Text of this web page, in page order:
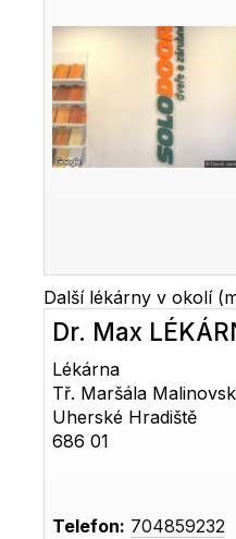
Další lékárny v okolí
Dr. Max
Lékárna
Tř. Maršála
Uherské Hradiště
686 01
Telefon: 704859232